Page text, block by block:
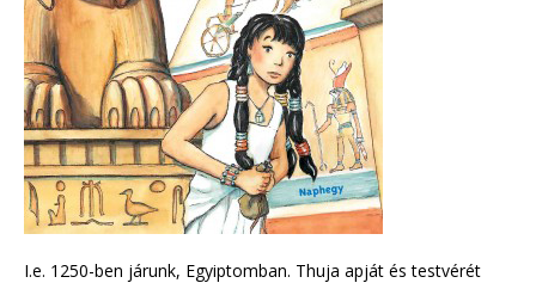
I.e. 1250-ben járunk, Egyiptomban. Thuja apját és testvérét